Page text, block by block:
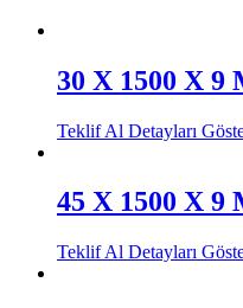
30 X 1500 X 9
Teklif Al Detayları
45 X 1500 X 9
Teklif Al Detayları